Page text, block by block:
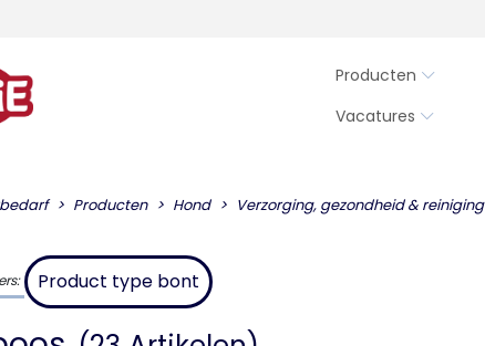
Producten
Vacatures
Producten Hond Verzorging, gezondheid & reiniging
Product type bont